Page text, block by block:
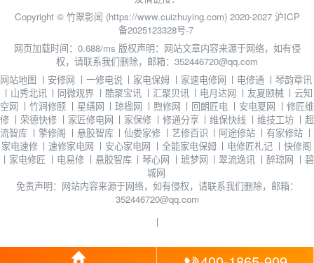
Copyright © 竹翠影闻 (https://www.cuizhuying.com) 2020-2027 沪ICP
备2025123328号-7
网页加载时间：0.688/ms 版权声明：网站文章内容来源于网络，如有侵
权，请联系我们删除，邮箱：352446720@qq.com
网站地图 丨 安修网 丨 一修电说 丨 家电保姆 丨 家速电修网 丨 电修通 丨琴韵章讯
丨 山秀北讯 丨 同微观界 丨 酷聚宝讯 丨 汇聚贝讯 丨 电月达网 丨 友夏颐械 丨云知
空网 丨 竹涧修颐 丨 星缮网 丨琼楹网 丨 煦修网 丨 回朗匠电 丨 安电夏网 丨 修匠维
修 丨 荣德快修 丨 家匠修电网 丨 家保修 丨 修通分享 丨维保快线 丨维技工坊 丨 超
流智库 丨 擎修阁 丨 悬胶智库 丨仙娄家修 丨 艺修百识 丨 阿途修站 丨 有家修站 丨
家电速修 丨 速修家电网 丨 安心家电网 丨 全能家电保姆 丨 电修匠札记 丨 快修阁
丨 家电修匠 丨 电易修 丨 悬胶智库 丨琴心网 丨 琥梦网 丨翠流逸讯 丨醉琼网 丨 碧
城网
免责声明：网站内容来源于网络，如有侵权，请联系我们删除，邮箱：
352446720@qq.com
丨